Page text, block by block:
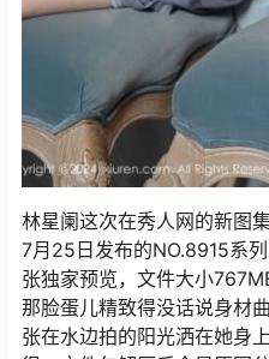
林星阑这次在秀人网的新图
7月25日发布的NO.8915系
张独家预览，文件大小
那脸蛋儿精致得没话说身材
张在水边拍的阳光洒在她身